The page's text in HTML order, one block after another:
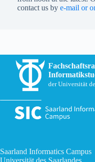
contact us by e-mail or
der Universität
Saarland Informatics Campus